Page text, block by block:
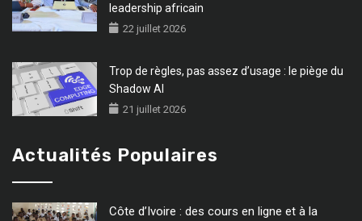
leadership africain
22 juillet 2026
Trop de règles, pas assez d’usage : le piège du
Shadow AI
21 juillet 2026
Actualités Populaires
Côte d’Ivoire : des cours en ligne et à la